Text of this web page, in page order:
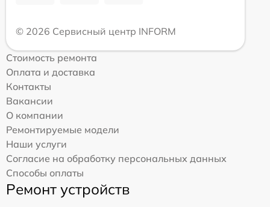
© 2026 Сервисный центр INFORM
Стоимость ремонта
Оплата и доставка
Контакты
Вакансии
О компании
Ремонтируемые модели
Наши услуги
Согласие на обработку персональных данных
Способы оплаты
Ремонт устройств